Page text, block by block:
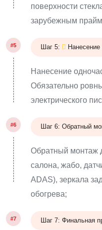
поверхности
зарубежным
#5 Шаг 5: Нанесение
Нанесение
Обязательно
электрического
#6 Шаг 6: Обратный
Обратный монтаж
салона, жабо,
ADAS), зеркала
обогрева;
#7 Шаг 7: Финальная